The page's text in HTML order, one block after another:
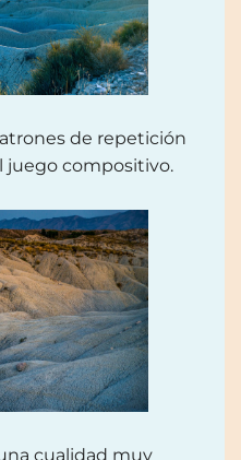
de repetición
juego compositivo.
cualidad muy